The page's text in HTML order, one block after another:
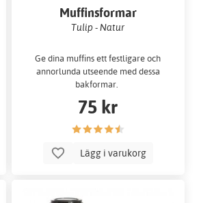
Muffinsformar
Tulip - Natur
Ge dina muffins ett festligare och
annorlunda utseende med dessa
bakformar.
75 kr
Lägg i varukorg